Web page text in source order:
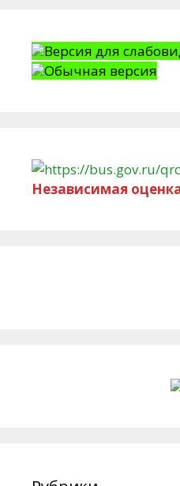
Версия для
Обычная версия
Независимая